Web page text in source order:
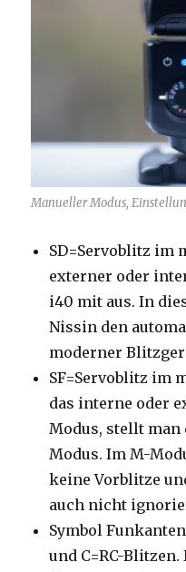
Manueller Modus,
SD=Servoblitz im
externer oder
i40 mit aus. In
Nissin den
moderner
SF=Servoblitz im
das interne oder
Modus, stellt man
Modus. Im M-
keine Vorblitze
auch nicht
Symbol
und C=RC-